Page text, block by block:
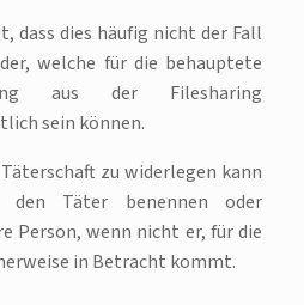
dass dies häufig nicht der Fall
welche für die behauptete
aus der Filesharing
sein können.
zu widerlegen kann
den Täter benennen oder
Person, wenn nicht er, für die
in Betracht kommt.